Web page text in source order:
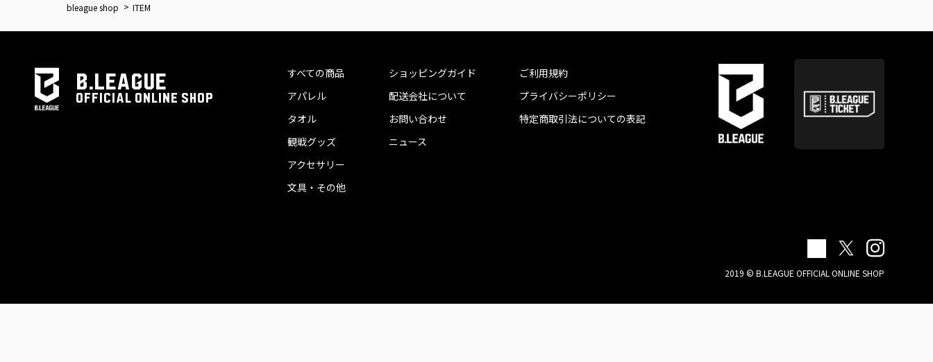
bleague shop ITEM
B.LEAGUE
OFFICIAL ONLINE SHOP
すべての商品
アパレル
タオル
観戦グッズ
アクセサリー
文具・その他
ショッピングガイド
配送会社について
お問い合わせ
ニュース
ご利用規約
プライバシーポリシー
特定商取引法についての表記
2019 © B.LEAGUE OFFICIAL ONLINE SHOP